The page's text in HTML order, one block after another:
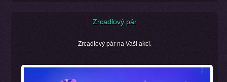
Zrcadlový pár
Zrcadlový pár na Vaši akci.